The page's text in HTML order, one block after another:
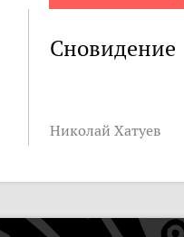
Сновидение
Николай Хатуев